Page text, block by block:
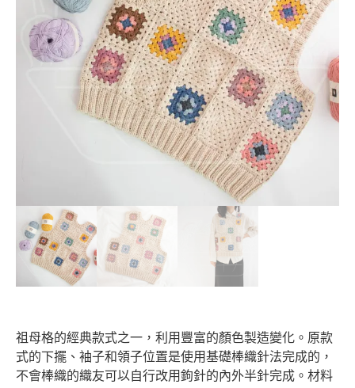
祖母格的經典款式之一，利用豐富的顏色製造變化。原款
式的下擺、袖子和領子位置是使用基礎棒織針法完成的，
不會棒織的織友可以自行改用鉤針的內外半針完成。材料